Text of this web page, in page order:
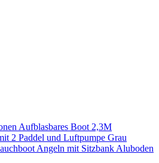
Aufblasbares Boot 2,3M
2 Paddel und Luftpumpe Grau
Angeln mit Sitzbank Aluboden